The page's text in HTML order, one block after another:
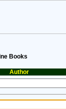
Books
Author